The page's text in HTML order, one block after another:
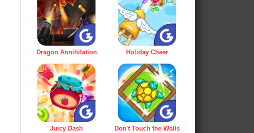
Dragon Annihilation Holiday Cheer
Juicy Dash Don't Touch the Walls